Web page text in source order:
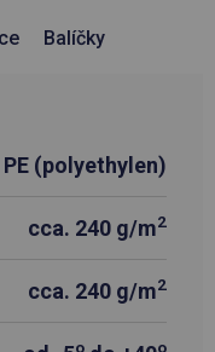
Balíčky
PE (polyethylen)
cca. 240 g/m2
cca. 240 g/m2
o o